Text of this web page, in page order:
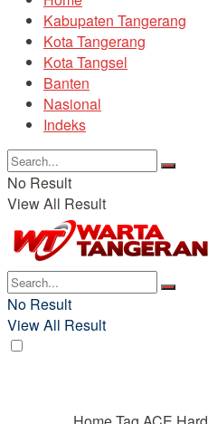
Kabupaten Tangerang
Kota Tangerang
Kota Tangsel
Banten
Nasional
Indeks
No Result
View All Result
No Result
View All Result